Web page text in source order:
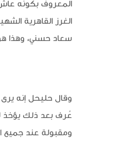
المعروف بكونه
الغرز القاهرية
سعاد حسني، وهذا
وقال حليحل إنه
عُرف بعد ذلك يؤخذ
ومقبولة عند جميع